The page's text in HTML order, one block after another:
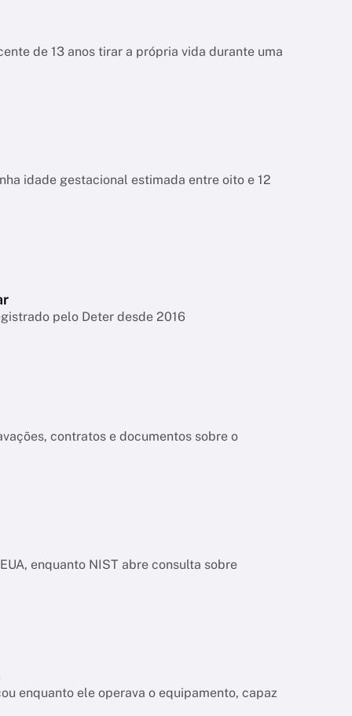
de 13 anos tirar a própria vida durante uma
idade gestacional estimada entre oito e 12
pelo Deter desde 2016
contratos e documentos sobre o
enquanto NIST abre consulta sobre
enquanto ele operava o equipamento, capaz